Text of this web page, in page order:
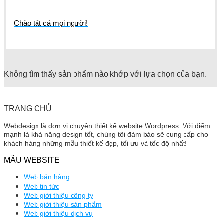
Chào tất cả mọi người!
Không tìm thấy sản phẩm nào khớp với lựa chọn của bạn.
TRANG CHỦ
Webdesign là đơn vị chuyên thiết kế website Wordpress. Với điểm
mạnh là khả năng design tốt, chúng tôi đảm bảo sẽ cung cấp cho
khách hàng những mẫu thiết kế đẹp, tối ưu và tốc độ nhất!
MẪU WEBSITE
Web bán hàng
Web tin tức
Web giới thiệu công ty
Web giới thiệu sản phẩm
Web giới thiệu dịch vụ